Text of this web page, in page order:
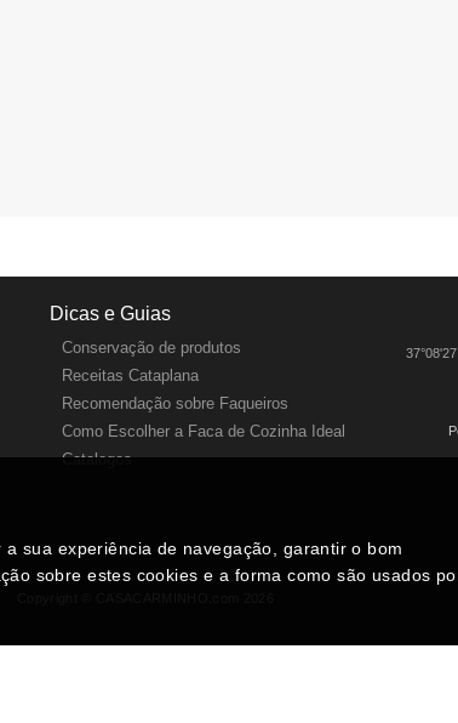
Dicas e Guias
Conservação de produtos
Receitas Cataplana
Recomendação sobre Faqueiros
Como Escolher a Faca de Cozinha Ideal
Catalogos
sua experiência de navegação, garantir o bom
sobre estes cookies e a forma como são usados